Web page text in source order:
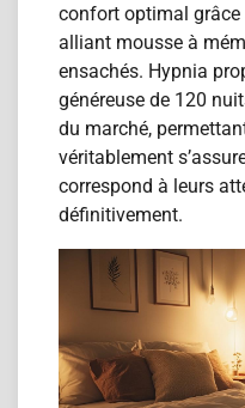
confort optimal
alliant mousse à
ensachés. Hypnia
généreuse de 120
du marché,
véritablement
correspond à leurs
définitivement.